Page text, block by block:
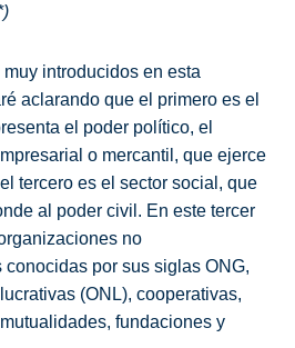
introducidos en esta
aclarando que el primero es el
el poder político, el
o mercantil, que ejerce
tercero es el sector social, que
al poder civil. En este tercer
no
por sus siglas ONG,
(ONL), cooperativas,
fundaciones y